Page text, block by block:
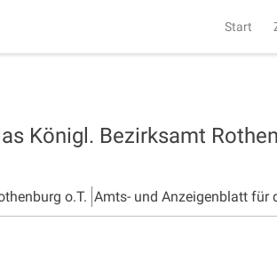
Start
Königl. Bezirksamt
o.T. Amts- und Anzeigenblatt für